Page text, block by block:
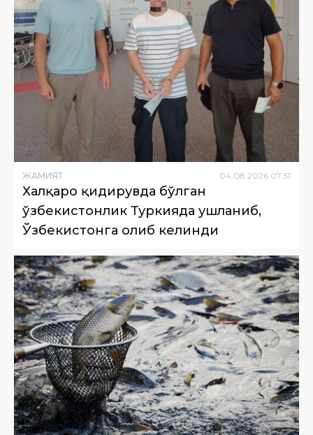
ЖАМИЯТ 04 08 2026 07:51
Халқаро қидирувда бўлган
ўзбекистонлик Туркияда ушланиб,
Ўзбекистонга олиб келинди